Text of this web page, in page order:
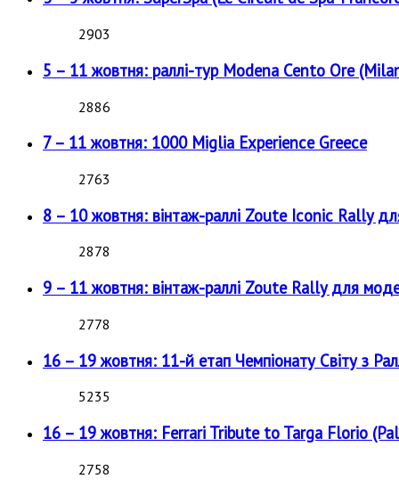
2903
5 – 11 жовтня: раллі-тур Modena Cento Ore
2886
7 – 11 жовтня: 1000 Miglia Experience Greece
2763
8 – 10 жовтня: вінтаж-раллі Zoute Iconic Rally
2878
9 – 11 жовтня: вінтаж-раллі Zoute Rally для
2778
16 – 19 жовтня: 11-й етап Чемпіонату Світу з
5235
16 – 19 жовтня: Ferrari Tribute to Targa Florio
2758